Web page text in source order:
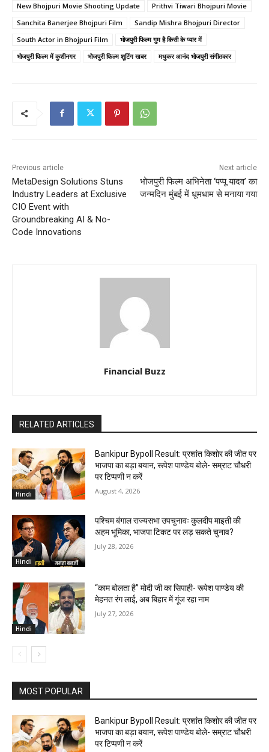
New Bhojpuri Movie Shooting Update
Prithvi Tiwari Bhojpuri Movie
Sanchita Banerjee Bhojpuri Film
Sandip Mishra Bhojpuri Director
South Actor in Bhojpuri Film
भोजपुरी फिल्म गुम है किसी के प्यार में
भोजपुरी फिल्म में कुशीनगर
भोजपुरी फिल्म शूटिंग खबर मधुकर आनंद भोजपुरी संगीतकार
Previous article
MetaDesign Solutions Stuns
Industry Leaders at Exclusive
CIO Event with
Groundbreaking AI & No-
Code Innovations
Next article
भोजपुरी फिल्म अभिनेता ‘पप्पू यादव’ का
जन्मदिन मुंबई में धूमधाम से मनाया गया
Financial Buzz
RELATED ARTICLES
Hindi
Bankipur Bypoll Result: प्रशांत किशोर की जीत पर
भाजपा का बड़ा बयान, रूपेश पाण्डेय बोले- सम्राट चौधरी
पर टिप्पणी न करें
August 4, 2026
Hindi
पश्चिम बंगाल राज्यसभा उपचुनावः कुलदीप माइती की
अहम भूमिका, भाजपा टिकट पर लड़ सकते चुनाव?
July 28, 2026
Hindi
“काम बोलता है” मोदी जी का सिपाही- रूपेश पाण्डेय की
मेहनत रंग लाई, अब बिहार में गूंज रहा नाम
July 27, 2026
MOST POPULAR
Bankipur Bypoll Result: प्रशांत किशोर की जीत पर
भाजपा का बड़ा बयान, रूपेश पाण्डेय बोले- सम्राट चौधरी
पर टिप्पणी न करें